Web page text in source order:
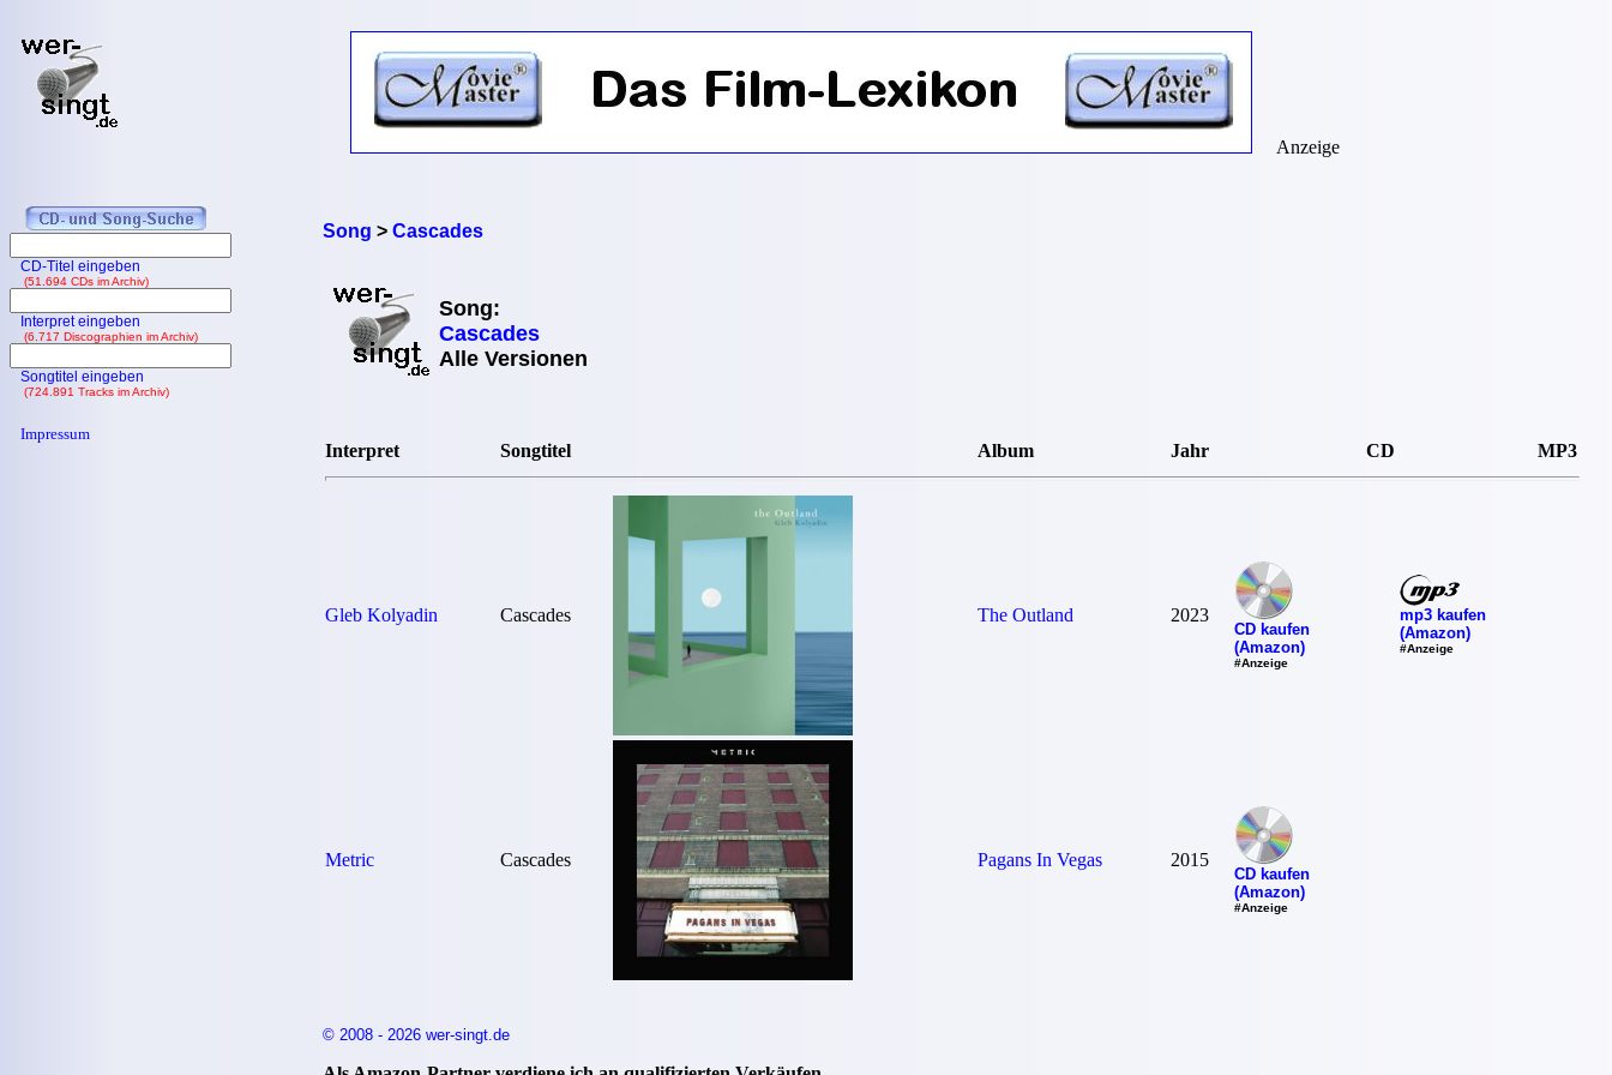
Song > Cascades
Song:
Cascades
Alle Versionen
Interpret Songtitel Album Jahr CD MP3
Gleb Kolyadin Cascades The Outland 2023
CD kaufen
(Amazon)
#Anzeige
mp3 kaufen
(Amazon)
#Anzeige
Metric Cascades Pagans In Vegas 2015
CD kaufen
(Amazon)
#Anzeige
© 2008 - 2026 wer-singt.de
Anzeige
CD-Titel eingeben
(51.694 CDs im Archiv)
Interpret eingeben
(6.717 Discographien im Archiv)
Songtitel eingeben
(724.891 Tracks im Archiv)
Impressum